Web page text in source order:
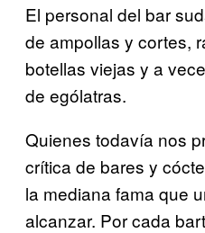
El personal del bar
de ampollas y cortes,
botellas viejas y a
de ególatras.
Quienes todavía nos
crítica de bares y
la mediana fama que
alcanzar. Por cada